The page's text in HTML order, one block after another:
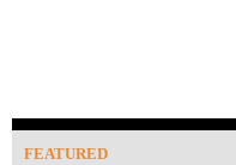
FEATURED